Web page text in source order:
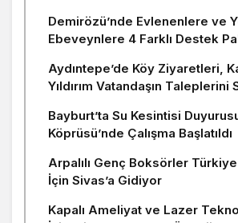
Demirözü’nde Evlenenlere ve
Ebeveynlere 4 Farklı Destek
Aydıntepe’de Köy Ziyaretleri,
Yıldırım Vatandaşın Taleplerini
Bayburt’ta Su Kesintisi
Köprüsü’nde Çalışma Başlatıldı
Arpalılı Genç Boksörler
İçin Sivas’a Gidiyor
Kapalı Ameliyat ve Lazer